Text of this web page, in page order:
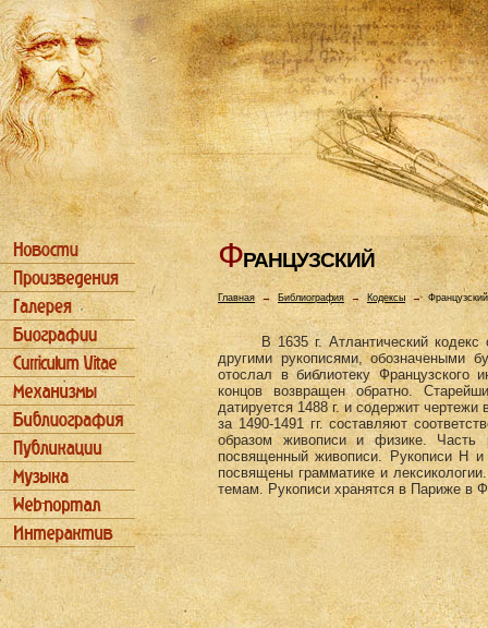
ФРАHЦУЗСКИЙ
Главная→ Библиография →Кодексы → Французский
В 1635 г. Атлантический
другими рукописями, обозначеными
отослал в библиотеку Французского
концов возвращен обратно.
датируется 1488 г. и содержит
за 1490-1491 гг. составляют
образом живописи и физике. Часть
посвященный живописи. Рукописи H
посвящены грамматике и
темам. Рукописи хранятся в Париже в